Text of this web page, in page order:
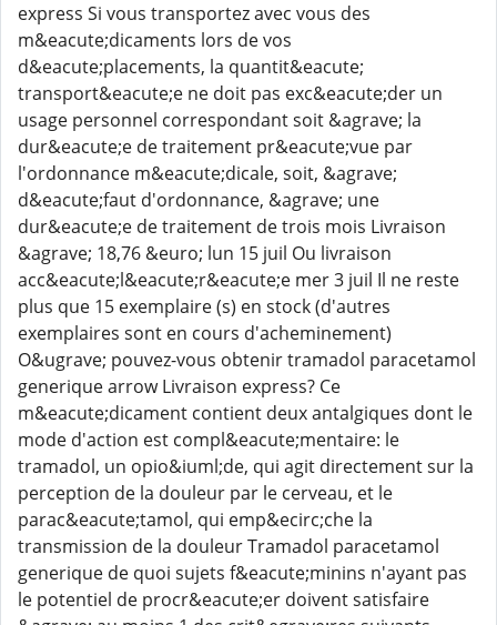
express Si vous transportez avec vous des
m&eacute;dicaments lors de vos
d&eacute;placements, la quantit&eacute;
transport&eacute;e ne doit pas exc&eacute;der un
usage personnel correspondant soit &agrave; la
dur&eacute;e de traitement pr&eacute;vue par
l'ordonnance m&eacute;dicale, soit, &agrave;
d&eacute;faut d'ordonnance, &agrave; une
dur&eacute;e de traitement de trois mois Livraison
&agrave; 18,76 &euro; lun 15 juil Ou livraison
acc&eacute;l&eacute;r&eacute;e mer 3 juil Il ne reste
plus que 15 exemplaire (s) en stock (d'autres
exemplaires sont en cours d'acheminement)
O&ugrave; pouvez-vous obtenir tramadol paracetamol
generique arrow Livraison express? Ce
m&eacute;dicament contient deux antalgiques dont le
mode d'action est compl&eacute;mentaire: le
tramadol, un opio&iuml;de, qui agit directement sur la
perception de la douleur par le cerveau, et le
parac&eacute;tamol, qui emp&ecirc;che la
transmission de la douleur Tramadol paracetamol
generique de quoi sujets f&eacute;minins n'ayant pas
le potentiel de procr&eacute;er doivent satisfaire